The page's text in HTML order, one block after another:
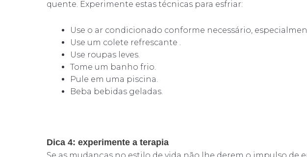
quente. Experimente estas técnicas para esfriar:
Use o ar condicionado conforme necessário,
Use um colete refrescante .
Use roupas leves.
Tome um banho frio.
Pule em uma piscina.
Beba bebidas geladas.
Dica 4: experimente a terapia